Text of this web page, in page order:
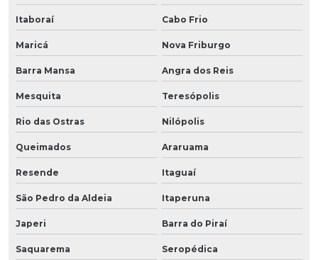
Itaboraí Cabo Frio
Maricá Nova Friburgo
Barra Mansa Angra dos Reis
Mesquita Teresópolis
Rio das Ostras Nilópolis
Queimados Araruama
Resende Itaguaí
São Pedro da Aldeia Itaperuna
Japeri Barra do Piraí
Saquarema Seropédica